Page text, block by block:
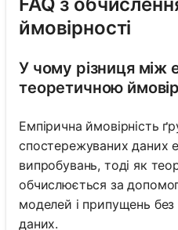
ймовірності
У чому різниця між
теоретичною
Емпірична ймовірність
спостережуваних даних
випробувань, тоді як
обчислюється за
моделей і припущень без
даних.